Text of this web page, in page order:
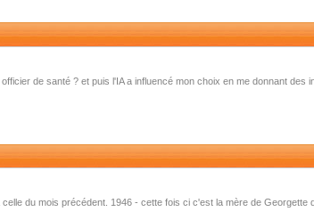
de santé ? et puis l'IA a influencé mon choix en me donnant des
du mois précédent. 1946 - cette fois ci c'est la mère de Georgette